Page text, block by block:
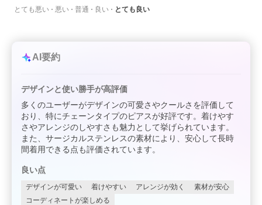
とても悪い
悪い 普通 良い とても良い
AI要約
デザインと使い勝手が高評価
多くのユーザーがデザインの可愛さやクールさを評価して
おり、特にチェーンタイプのピアスが好評です。着けやす
さやアレンジのしやすさも魅力として挙げられています。
また、サージカルステンレスの素材により、安心して長時
間着用できる点も評価されています。
良い点
デザインが可愛い 着けやすい アレンジが効く
素材が安心
コーディネートが楽しめる